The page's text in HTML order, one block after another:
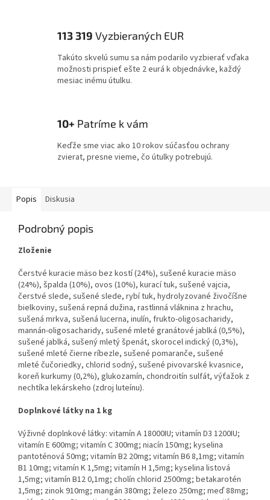
113 319 Vyzbieraných EUR
Takúto skvelú sumu sa nám podarilo vyzbierať vďaka
možnosti prispieť ešte 2 eurá k objednávke, každý
mesiac inému útulku.
10+ Patríme k vám
Keďže sme viac ako 10 rokov súčasťou ochrany
zvierat, presne vieme, čo útulky potrebujú.
Popis Diskusia
Podrobný popis
Zloženie
Čerstvé kuracie mäso bez kostí (24%), sušené kuracie mäso
(24%), špalda (10%), ovos (10%), kurací tuk, sušené vajcia,
čerstvé slede, sušené slede, rybí tuk, hydrolyzované živočíšne
bielkoviny, sušená repná dužina, rastlinná vláknina z hrachu,
sušená mrkva, sušená lucerna, inulín, frukto-oligosacharidy,
mannán-oligosacharidy, sušené mleté granátové jablká (0,5%),
sušené jablká, sušený mletý špenát, skorocel indický(0,3%),
sušené mleté čierne ríbezle, sušené pomaranče, sušené
mleté čučoriedky, chlorid sodný, sušené pivovarské kvasnice,
koreň kurkumy(0,2%), glukozamín, chondroitín sulfát, výťažok z
nechtíka lekárskeho (zdroj luteínu).
Doplnkové látky na 1 kg
Výživné doplnkové látky: vitamín A 18000IU; vitamín D3 1200IU;
vitamín E 600mg; vitamín C 300mg; niacín 150mg; kyselina
pantoténová 50mg; vitamín B2 20mg; vitamín B6 8,1mg; vitamín
B1 10mg; vitamín K 1,5mg; vitamín H 1,5mg; kyselina listová
1,5mg; vitamín B12 0,1mg; cholín chlorid 2500mg; betakarotén
1,5mg; zinok 910mg; mangán 380mg; železo 250mg; meď 88mg;